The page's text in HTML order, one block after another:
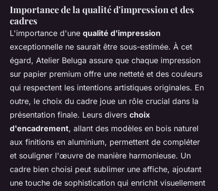
Importance de la qualité d'impression et des
cadres
L'importance d'une qualité d'impression
exceptionnelle ne saurait être sous-estimée. À cet
égard, Atelier Beluga assure que chaque impression
sur papier premium offre une netteté et des couleurs
qui respectent les intentions artistiques originales. En
outre, le choix du cadre joue un rôle crucial dans la
présentation finale. Leurs divers choix
d'encadrement, allant des modèles en bois naturel
aux finitions en aluminium, permettent de compléter
et souligner l'œuvre de manière harmonieuse. Un
cadre bien choisi peut sublimer une affiche, ajoutant
une touche de sophistication qui enrichit visuellement